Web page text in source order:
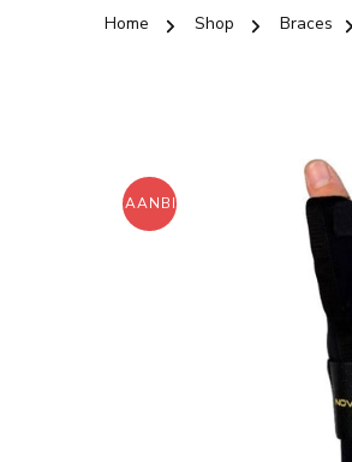
Home Shop Braces
AANBIEDING!